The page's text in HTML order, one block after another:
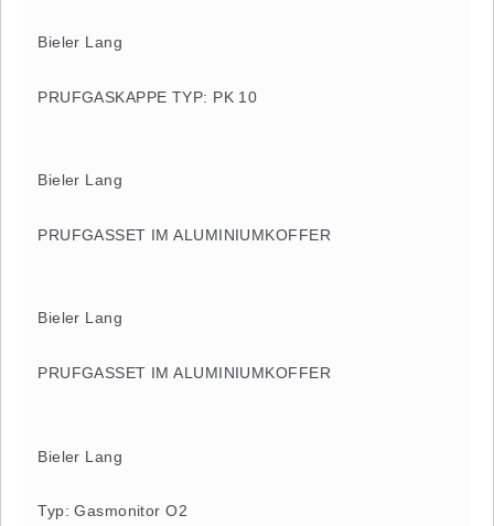
Bieler Lang
PRUFGASKAPPE TYP: PK 10
Bieler Lang
PRUFGASSET IM ALUMINIUMKOFFER
Bieler Lang
PRUFGASSET IM ALUMINIUMKOFFER
Bieler Lang
Typ: Gasmonitor O2